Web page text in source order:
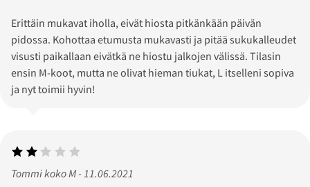
Erittäin mukavat iholla, eivät hiosta pitkänkään päivän
pidossa. Kohottaa etumusta mukavasti ja pitää sukukalleudet
visusti paikallaan eivätkä ne hiostu jalkojen välissä. Tilasin
ensin M-koot, mutta ne olivat hieman tiukat, L itselleni sopiva
ja nyt toimii hyvin!
Tommi koko M - 11.06.2021